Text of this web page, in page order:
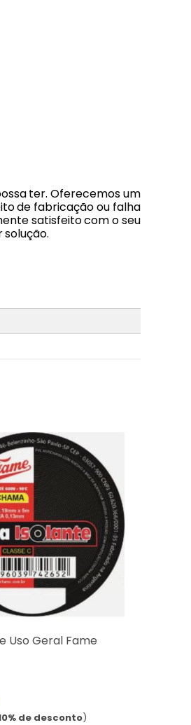
ter. Oferecemos um
de fabricação ou falha
satisfeito com o seu
Uso Geral Fame
de desconto)